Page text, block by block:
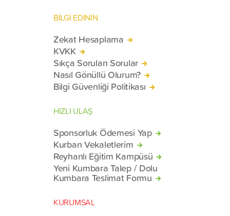
BİLGİ EDİNİN
Zekat Hesaplama
KVKK
Sıkça Sorulan Sorular
Nasıl Gönüllü Olurum?
Bilgi Güvenliği Politikası
HIZLI ULAŞ
Sponsorluk Ödemesi Yap
Kurban Vekaletlerim
Reyhanlı Eğitim Kampüsü
Yeni Kumbara Talep / Dolu
Kumbara Teslimat Formu
KURUMSAL